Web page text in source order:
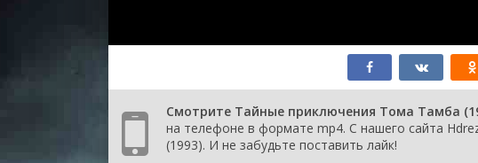
Смотрите Тайные приключения Тома Тамба
на телефоне в формате mp4. С нашего сайта
(1993). И не забудьте поставить лайк!